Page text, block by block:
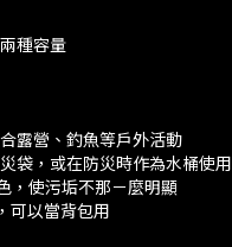
種容量
露營、釣魚等戶外活動
袋，或在防災時作為水桶使用
，使污垢不那－麼明顯
可以當背包用